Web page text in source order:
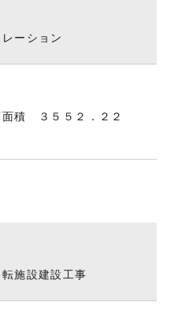
ーション
積 ３５５２．２２
施設建設工事